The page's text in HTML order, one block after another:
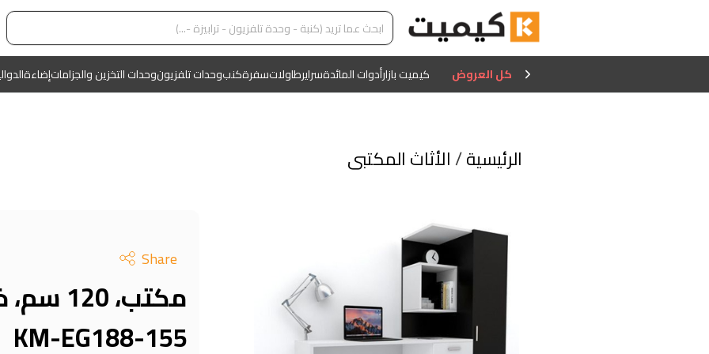
كل العروض كيميت بازارأدوات المائدةسرايرطاولاتسفرةكنبوحدات تلفزيونوحدات التخزين والجزاماتإضاءة
الرئيسية/الأثاث المكتبى
Share
مكتب،
KM-EG188-155